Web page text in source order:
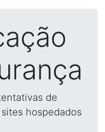
de
hospedados